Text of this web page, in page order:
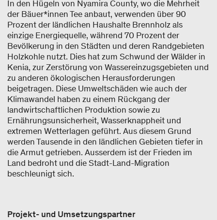
In den Hügeln von Nyamira County, wo die Mehrheit
der Bäuer*innen Tee anbaut, verwenden über 90
Prozent der ländlichen Haushalte Brennholz als
einzige Energiequelle, während 70 Prozent der
Bevölkerung in den Städten und deren Randgebieten
Holzkohle nutzt. Dies hat zum Schwund der Wälder in
Kenia, zur Zerstörung von Wassereinzugsgebieten und
zu anderen ökologischen Herausforderungen
beigetragen. Diese Umweltschäden wie auch der
Klimawandel haben zu einem Rückgang der
landwirtschaftlichen Produktion sowie zu
Ernährungsunsicherheit, Wasserknappheit und
extremen Wetterlagen geführt. Aus diesem Grund
werden Tausende in den ländlichen Gebieten tiefer in
die Armut getrieben. Ausserdem ist der Frieden im
Land bedroht und die Stadt-Land-Migration
beschleunigt sich.
Projekt- und Umsetzungspartner